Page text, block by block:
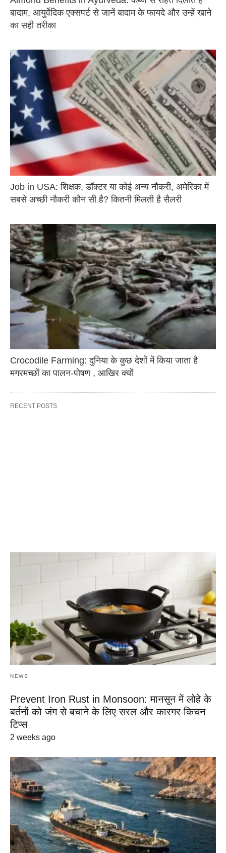
बादाम, आयुर्वेदिक एक्सपर्ट से जानें बादाम के फायदे और उन्हें खाने
का सही तरीका
Job in USA: शिक्षक, डॉक्टर या कोई अन्य नौकरी, अमेरिका में
सबसे अच्छी नौकरी कौन सी है? कितनी मिलती है सैलरी
Crocodile Farming: दुनिया के कुछ देशों में किया जाता है
मगरमच्छों का पालन-पोषण , आखिर क्यों
RECENT POSTS
NEWS
Prevent Iron Rust in Monsoon: मानसून में लोहे के
बर्तनों को जंग से बचाने के लिए सरल और कारगर किचन
टिप्स
2 weeks ago